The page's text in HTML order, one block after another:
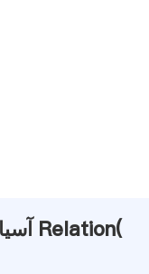
آسیاب سنگ زنی باریت در اتیوپی Relation(